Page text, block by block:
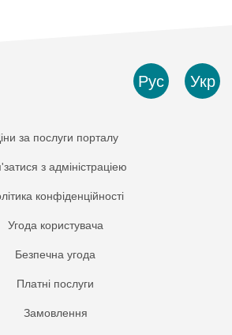
Рус Укр
за послуги порталу
з адміністраціею
конфіденційності
Угода користувача
Безпечна угода
Платнi послуги
Замовлення